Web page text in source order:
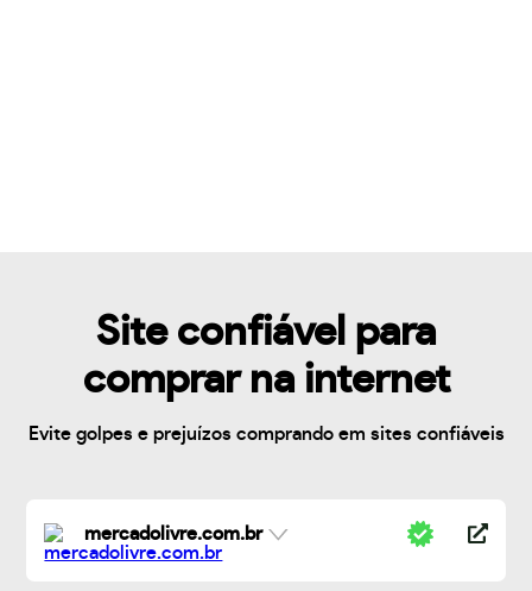
Site confiável para
comprar na internet
Evite golpes e prejuízos comprando em sites confiáveis
mercadolivre.com.br